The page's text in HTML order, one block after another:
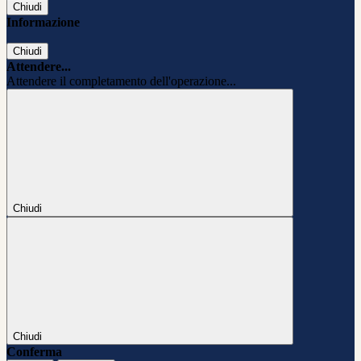
Chiudi
Informazione
Chiudi
Attendere...
Attendere il completamento dell'operazione...
Chiudi
Chiudi
Conferma